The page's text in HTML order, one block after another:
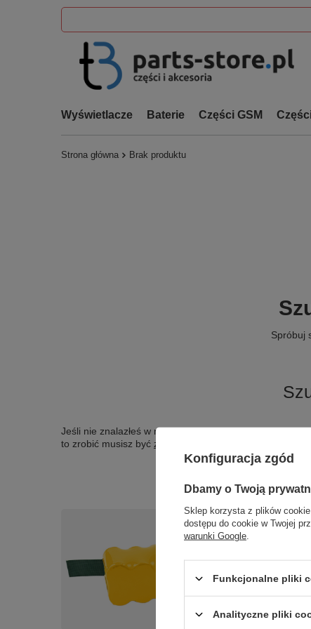
Wyświetlacze Baterie Części GSM
Strona główna Brak produktu
Spróbuj
Jeśli nie znalazłeś w naszej ofercie produktu, a
to zrobić musisz być zalogowany
Konfiguracja zgód
Dbamy o Twoją
Sklep korzysta z plików
dostępu do cookie w Twojej
warunki Google
Funkcjonalne pliki
Analityczne pliki